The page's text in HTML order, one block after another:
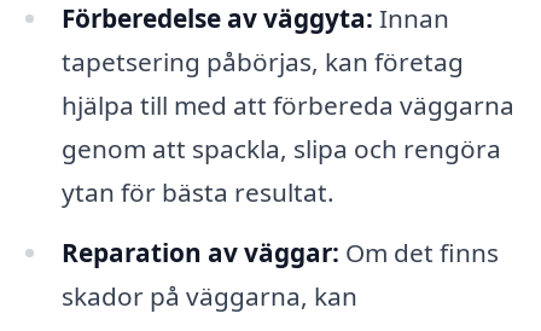
Förberedelse av väggyta: Innan
tapetsering påbörjas, kan företag
hjälpa till med att förbereda väggarna
genom att spackla, slipa och rengöra
ytan för bästa resultat.
Reparation av väggar: Om det finns
skador på väggarna, kan